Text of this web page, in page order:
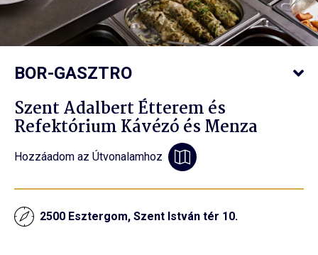
BOR-GASZTRO
Szent Adalbert Étterem és
Refektórium Kávézó és Menza
Hozzáadom az Útvonalamhoz
2500 Esztergom, Szent István tér 10.